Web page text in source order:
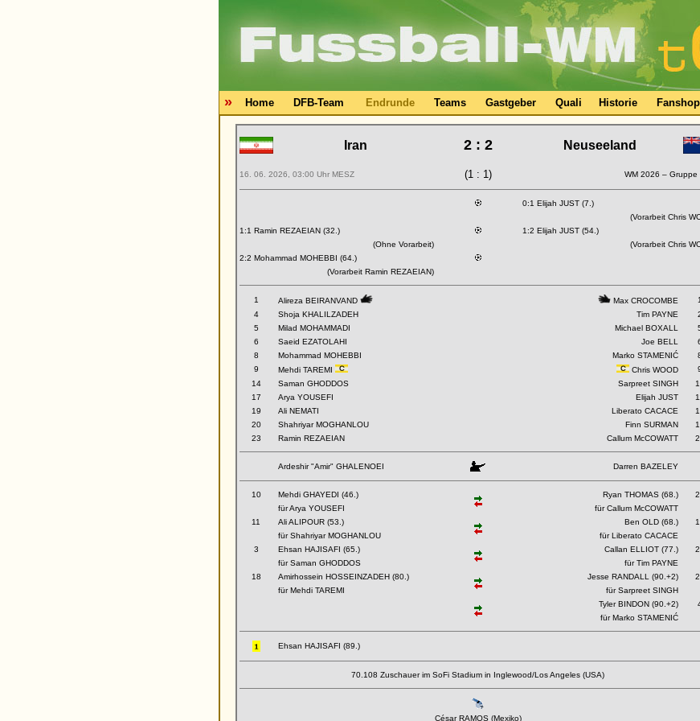
» Home DFB-Team Endrunde Teams Gastgeber Quali Historie Fanshop
Iran 2 : 2 Neuseeland
16. 06. 2026, 03:00 Uhr MESZ (1 : 1) WM 2026 – Gruppe
0:1 Elijah JUST (7.)
(Vorarbeit Chris
1:1 Ramin REZAEIAN (32.)
1:2 Elijah JUST (54.)
(Ohne Vorarbeit)
(Vorarbeit Chris
2:2 Mohammad MOHEBBI (64.)
(Vorarbeit Ramin REZAEIAN)
1 Alireza BEIRANVAND Max CROCOMBE
1
4
Shoja KHALILZADEH Tim PAYNE
5
Milad MOHAMMADI Michael BOXALL
6
Saeid EZATOLAHI Joe BELL
8
Mohammad MOHEBBI Marko STAMENIĆ
9
Mehdi TAREMI Chris WOOD
14
Saman GHODDOS Sarpreet SINGH
17
Arya YOUSEFI Elijah JUST
19
Ali NEMATI Liberato CACACE
20
Shahriyar MOGHANLOU Finn SURMAN
23
Ramin REZAEIAN Callum McCOWATT
Ardeshir "Amir" GHALENOEI Darren BAZELEY
10 Mehdi GHAYEDI (46.) Ryan THOMAS (68.)
für Arya YOUSEFI
für Callum McCOWATT
11
Ali ALIPOUR (53.) Ben OLD (68.)
für Shahriyar MOGHANLOU
für Liberato CACACE
3
Ehsan HAJISAFI (65.) Callan ELLIOT (77.)
für Saman GHODDOS
für Tim PAYNE
18
Amirhossein HOSSEINZADEH (80.) Jesse RANDALL (90.+2)
für Mehdi TAREMI
für Sarpreet SINGH
Tyler BINDON (90.+2)
für Marko STAMENIĆ
Ehsan HAJISAFI (89.)
70.108 Zuschauer im SoFi Stadium in Inglewood/Los Angeles (USA)
César RAMOS (Mexiko)